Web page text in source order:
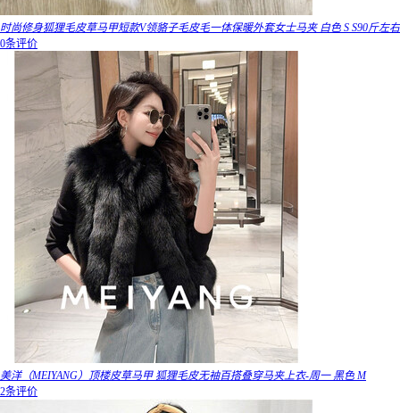
时尚修身狐狸毛皮草马甲短款V领貉子毛皮毛一体保暖外套女士马夹 白色 S S90斤左右
0条评价
美洋（MEIYANG）顶楼皮草马甲 狐狸毛皮无袖百搭叠穿马夹上衣-周一 黑色 M
2条评价